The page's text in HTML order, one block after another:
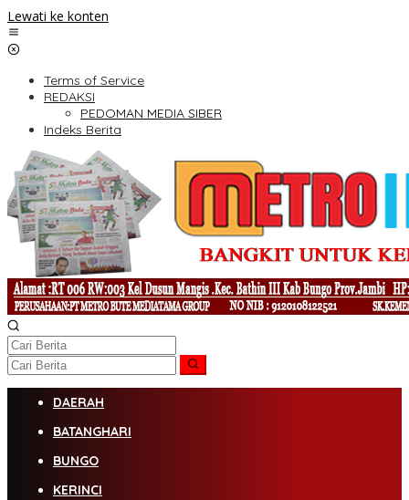
Lewati ke konten
Terms of Service
REDAKSI
PEDOMAN MEDIA SIBER
Indeks Berita
DAERAH
BATANGHARI
BUNGO
KERINCI